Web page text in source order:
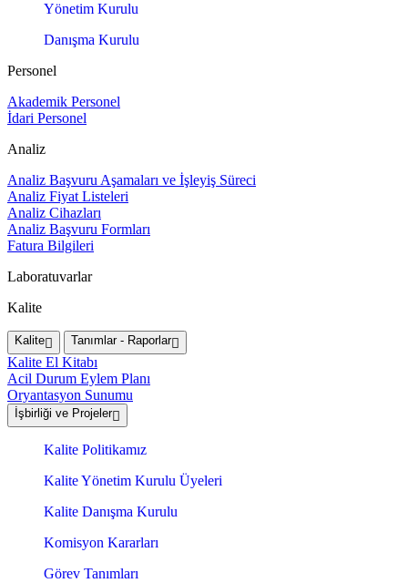
Yönetim Kurulu
Danışma Kurulu
Personel
Akademik Personel
İdari Personel
Analiz
Analiz Başvuru Aşamaları ve İşleyiş Süreci
Analiz Fiyat Listeleri
Analiz Cihazları
Analiz Başvuru Formları
Fatura Bilgileri
Laboratuvarlar
Kalite
Kalite Tanımlar - Raporlar
Kalite El Kitabı
Acil Durum Eylem Planı
Oryantasyon Sunumu
İşbirliği ve Projeler
Kalite Politikamız
Kalite Yönetim Kurulu Üyeleri
Kalite Danışma Kurulu
Komisyon Kararları
Görev Tanımları